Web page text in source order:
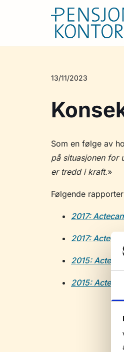
13/11/2023
Som en følge av
på situasjonen for
er tredd i kraft.»
Følgende
2017:
2017:
2015:
2015: